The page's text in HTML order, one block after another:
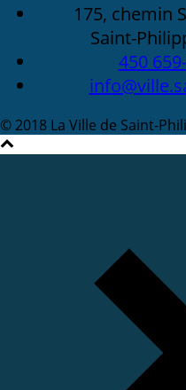
175, chemin
Saint-
450
© 2018 La Ville de Saint-